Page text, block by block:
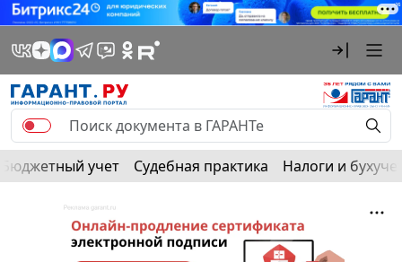
Бюджетный учет Судебная практика Налоги и